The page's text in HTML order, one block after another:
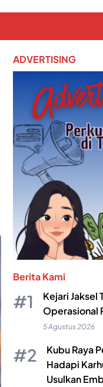
ADVERTISING
Berita Kami
Kejari Jaksel
Operasional
5 Agustus 2026
Kubu Raya
Hadapi
Usulkan